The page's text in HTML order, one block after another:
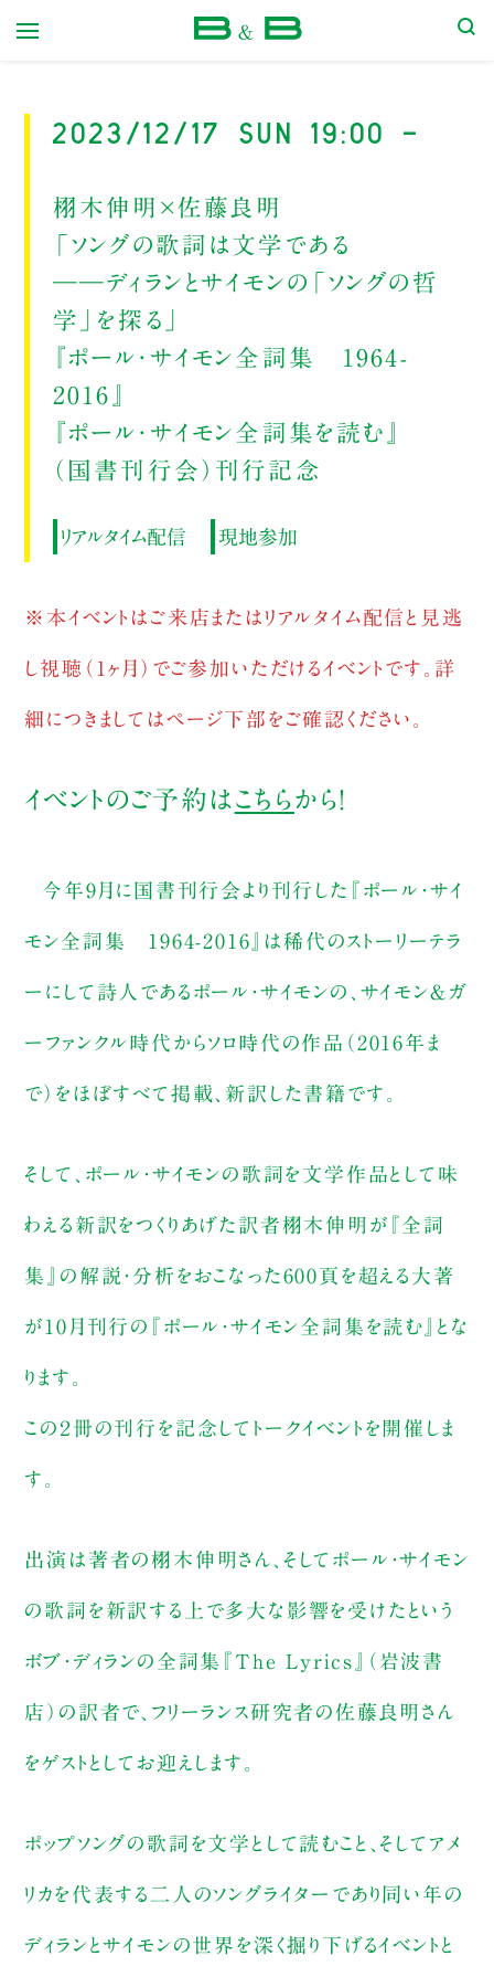
2023/12/17 Sun 19:00 -
栩木伸明×佐藤良明
「ソングの歌詞は文学である
――ディランとサイモンの「ソングの哲
学」を探る」
『ポール・サイモン全詞集 1964-
2016』
『ポール・サイモン全詞集を読む』
（国書刊行会）刊行記念
リアルタイム配信 現地参加
※本イベントはご来店またはリアルタイム配信と見逃
し視聴（1ヶ月）でご参加いただけるイベントです。詳
細につきましてはページ下部をご確認ください。
イベントのご予約は こちらから！
今年9月に国書刊行会より刊行した『ポール・サイ
モン全詞集 1964-2016』は稀代のストーリーテラ
ーにして詩人であるポール・サイモンの、サイモン＆ガ
ーファンクル時代からソロ時代の作品（2016年ま
で）をほぼすべて掲載、新訳した書籍です。
そして、ポール・サイモンの歌詞を文学作品として味
わえる新訳をつくりあげた訳者栩木伸明が『全詞
集』の解説・分析をおこなった600頁を超える大著
が10月刊行の『ポール・サイモン全詞集を読む』とな
ります。
この２冊の刊行を記念してトークイベントを開催しま
す。
出演は著者の栩木伸明さん、そしてポール・サイモン
の歌詞を新訳する上で多大な影響を受けたという
ボブ・ディランの全詞集『The Lyrics』（岩波書
店）の訳者で、フリーランス研究者の佐藤良明さん
をゲストとしてお迎えします。
ポップソングの歌詞を文学として読むこと、そしてアメ
リカを代表する二人のソングライターであり同い年の
ディランとサイモンの世界を深く掘り下げるイベントと